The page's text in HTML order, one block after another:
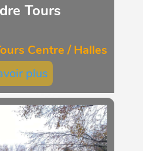
Tours
Centre / Halles
plus